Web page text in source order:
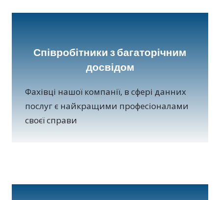
Співробітники з багаторічним
досвідом
Фахівці нашої компанії, в сфері данних
послуг є найкращими професіоналами
своєї справи